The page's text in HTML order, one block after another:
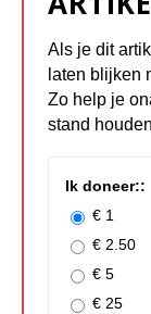
Als je dit
laten blijken
Zo help je
stand
Ik doneer::
€ 1
€ 2.50
€ 5
€ 25